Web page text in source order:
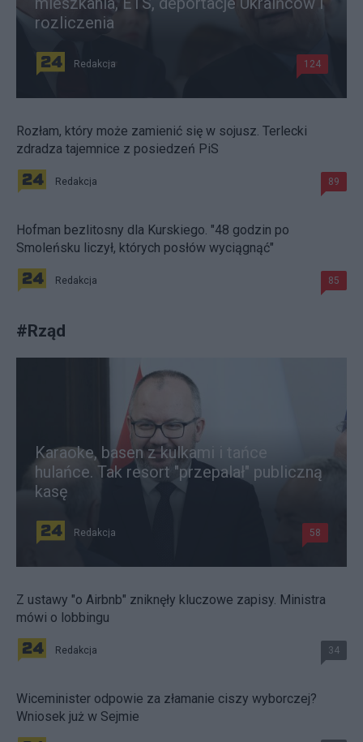
rozliczenia
Redakcja 124
Rozłam, który może zamienić się w sojusz. Terlecki
zdradza tajemnice z posiedzeń PiS
Redakcja 89
Hofman bezlitosny dla Kurskiego. "48 godzin po
Smoleńsku liczył, których posłów wyciągnąć"
Redakcja 85
#Rząd
Karaoke, basen z kulkami i tańce
hulańce. Tak resort "przepalał" publiczną
kasę
Redakcja 58
Z ustawy "o Airbnb" zniknęły kluczowe zapisy. Ministra
mówi o lobbingu
Redakcja 34
Wiceminister odpowie za złamanie ciszy wyborczej?
Wniosek już w Sejmie